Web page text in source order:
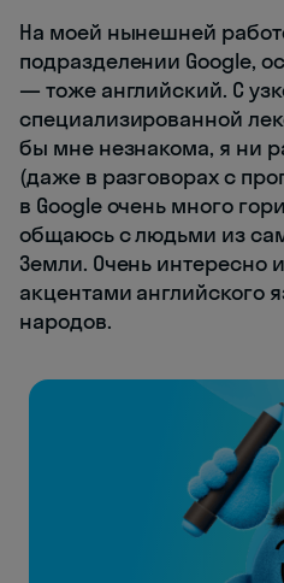
На моей нынешней
подразделении Google,
— тоже английский. С
специализированной
бы мне незнакома, я ни
(даже в разговорах с
в Google очень много
общаюсь с людьми из
Земли. Очень интересно
акцентами английского
народов.